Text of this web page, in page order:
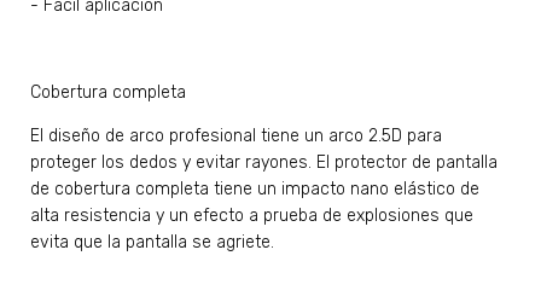
- Fácil aplicación
Cobertura completa
El diseño de arco profesional tiene un arco 2.5D para
proteger los dedos y evitar rayones. El protector de pantalla
de cobertura completa tiene un impacto nano elástico de
alta resistencia y un efecto a prueba de explosiones que
evita que la pantalla se agriete.